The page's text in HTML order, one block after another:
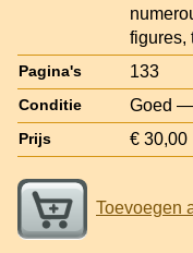
figures,
Pagina's 133
Conditie Goed —
Prijs € 30,00
Toevoegen